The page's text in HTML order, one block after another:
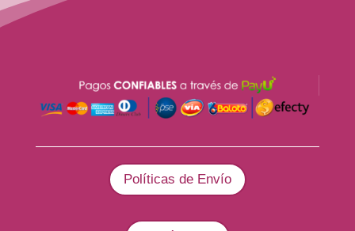
Políticas de Envío